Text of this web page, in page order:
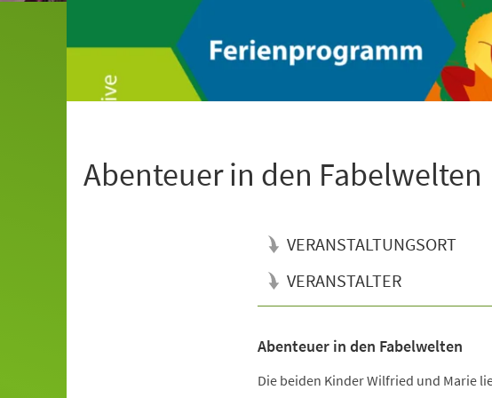
Abenteuer in den Fabelwelten
VERANSTALTUNGSORT
VERANSTALTER
Abenteuer in den Fabelwelten
Die beiden Kinder Wilfried und Marie